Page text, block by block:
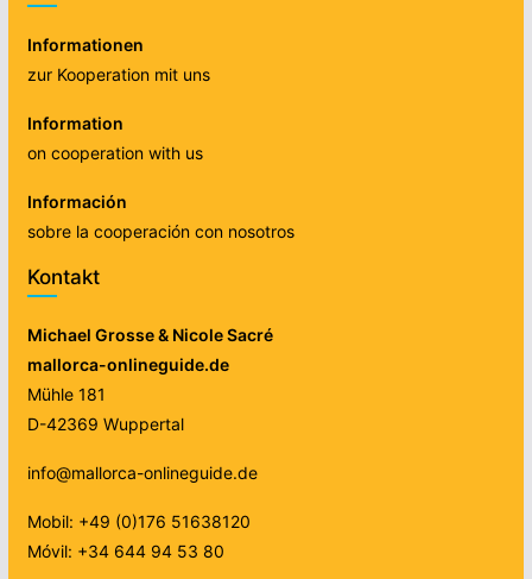
Informationen
zur Kooperation mit uns
Information
on cooperation with us
Información
sobre la cooperación con nosotros
Kontakt
Michael Grosse & Nicole Sacré
mallorca-onlineguide.de
Mühle 181
D-42369 Wuppertal
info@mallorca-onlineguide.de
Mobil: +49 (0)176 51638120
Móvil: +34 644 94 53 80